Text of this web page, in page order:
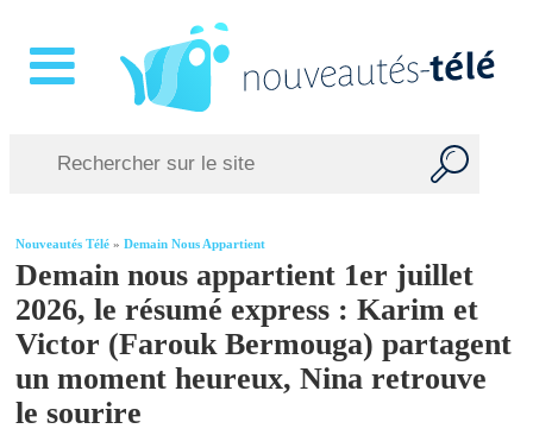
Nouveautés Télé »Demain Nous Appartient
Demain nous appartient 1er juillet
2026, le résumé express : Karim et
Victor (Farouk Bermouga) partagent
un moment heureux, Nina retrouve
le sourire